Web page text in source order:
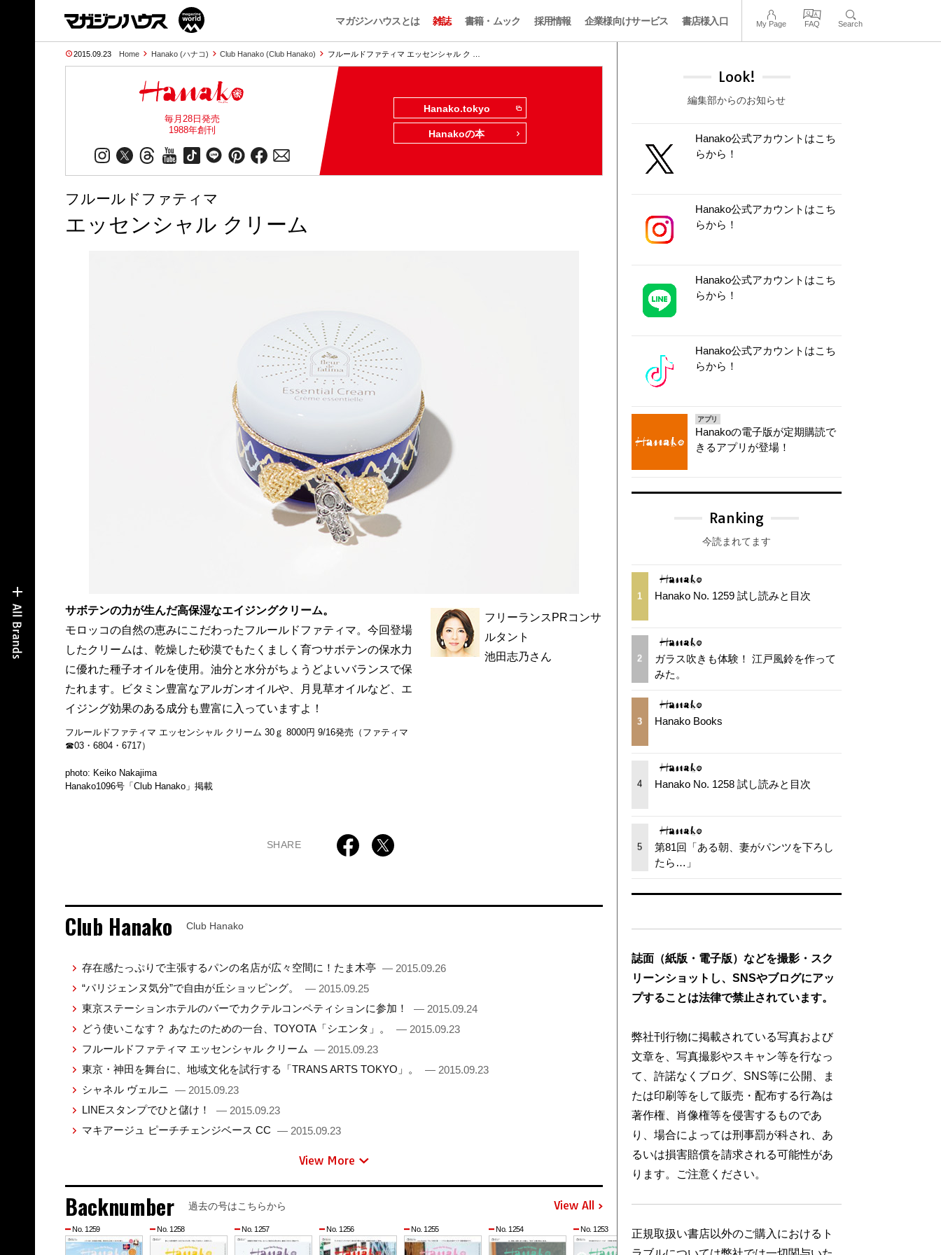
マガジンハウスとは 雑誌 書籍・ムック 採用情報 企業様向けサービス 書店様入口 My Page FAQ Search
2015.09.23 Home Hanako (ハナコ) Club Hanako (Club Hanako) フルールドファティマ エッセンシャル ク …
毎月28日発売
1988年創刊
Hanako.tokyo
Hanakoの本
フルールドファティマ
エッセンシャル クリーム
サボテンの力が生んだ高保湿なエイジングクリーム。
モロッコの自然の恵みにこだわったフルールドファティマ。今回登場
したクリームは、乾燥した砂漠でもたくましく育つサボテンの保水力
に優れた種子オイルを使用。油分と水分がちょうどよいバランスで保
たれます。ビタミン豊富なアルガンオイルや、月見草オイルなど、エ
イジング効果のある成分も豊富に入っていますよ！
フルールドファティマ エッセンシャル クリーム 30ｇ 8000円 9/16発売（ファティマ
☎03・6804・6717）
フリーランスPRコンサ
ルタント
池田志乃さん
photo: Keiko Nakajima
Hanako1096号「Club Hanako」掲載
SHARE
Club Hanako Club Hanako
存在感たっぷりで主張するパンの名店が広々空間に！たま木亭 — 2015.09.26
“パリジェンヌ気分”で自由が丘ショッピング。
— 2015.09.25
東京ステーションホテルのバーでカクテルコンペティションに参加！
— 2015.09.24
どう使いこなす？ あなたのための一台、TOYOTA「シエンタ」。
— 2015.09.23
フルールドファティマ エッセンシャル クリーム
— 2015.09.23
東京・神田を舞台に、地域文化を試行する「TRANS ARTS TOKYO」。
— 2015.09.23
シャネル ヴェルニ — 2015.09.23
LINEスタンプでひと儲け！
— 2015.09.23
マキアージュ ピーチチェンジベース CC — 2015.09.23
View More
Backnumber 過去の号はこちらから View All
No. 1259 No. 1258 No. 1257 No. 1256 No. 1255 No. 1254 No. 1253 No. 1252 No. 1251
Look!
編集部からのお知らせ
Hanako公式アカウントはこち
らから！
Hanako公式アカウントはこち
らから！
Hanako公式アカウントはこち
らから！
Hanako公式アカウントはこち
らから！
アプリ
Hanakoの電子版が定期購読で
きるアプリが登場！
Ranking
今読まれてます
1 Hanako No. 1259 試し読みと目次
2
ガラス吹きも体験！ 江戸風鈴を作って
みた。
3 Hanako Books
4 Hanako No. 1258 試し読みと目次
5
第81回「ある朝、妻がパンツを下ろし
たら…」
誌面（紙版・電子版）などを撮影・スク
リーンショットし、SNSやブログにアッ
プすることは法律で禁止されています。
弊社刊行物に掲載されている写真および
文章を、写真撮影やスキャン等を行なっ
て、許諾なくブログ、SNS等に公開、ま
たは印刷等をして販売・配布する行為は
著作権、肖像権等を侵害するものであ
り、場合によっては刑事罰が科され、あ
るいは損害賠償を請求される可能性があ
ります。ご注意ください。
正規取扱い書店以外のご購入におけるト